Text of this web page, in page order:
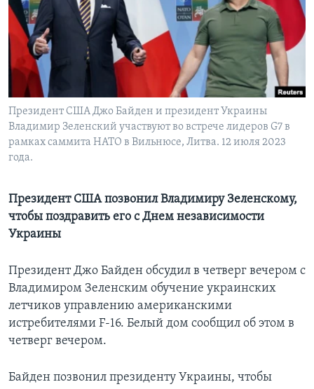
Learning English
СОЦИАЛЬНЫЕ СЕТИ
Языки
Президент США Джо Байден и президент Украины
Владимир Зеленский участвуют во встрече лидеров G7 в
рамках саммита НАТО в Вильнюсе, Литва. 12 июля 2023
года.
Президент США позвонил Владимиру Зеленскому,
чтобы поздравить его с Днем независимости
Украины
Президент Джо Байден обсудил в четверг вечером с
Владимиром Зеленским обучение украинских
летчиков управлению американскими
истребителями F-16. Белый дом сообщил об этом в
четверг вечером.
Байден позвонил президенту Украины, чтобы